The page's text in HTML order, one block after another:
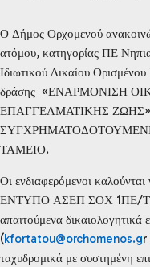
Ο Δήμος Ορχομενού
ατόμου, κατηγορίας ΠΕ
Ιδιωτικού Δικαίου
δράσης «ΕΝΑΡΜΟΝΙΣΗ
ΕΠΑΓΓΕΛΜΑΤΙΚΗΣ ΖΩΗΣ»
ΤΑΜΕΙΟ.
Οι ενδιαφερόμενοι
ΕΝΤΥΠΟ ΑΣΕΠ ΣΟΧ 1ΠΕ/ΤΕ
απαιτούμενα δικαιολογητικά
(kfortatou@orchomenos.gr
ταχυδρομικά με συστημένη